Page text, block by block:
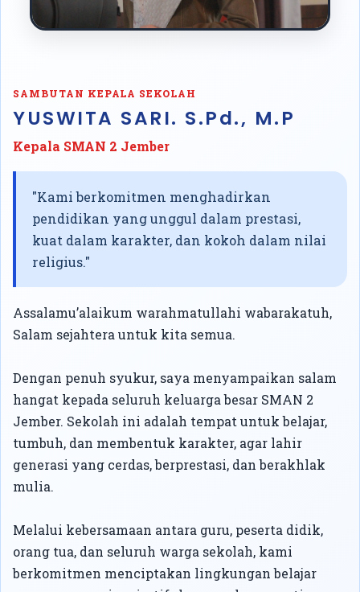
SAMBUTAN KEPALA SEKOLAH
YUSWITA SARI. S.Pd., M.P
Kepala SMAN 2 Jember
"Kami berkomitmen menghadirkan
pendidikan yang unggul dalam prestasi,
kuat dalam karakter, dan kokoh dalam nilai
religius."
Assalamu’alaikum warahmatullahi wabarakatuh,
Salam sejahtera untuk kita semua.
Dengan penuh syukur, saya menyampaikan salam
hangat kepada seluruh keluarga besar SMAN 2
Jember. Sekolah ini adalah tempat untuk belajar,
tumbuh, dan membentuk karakter, agar lahir
generasi yang cerdas, berprestasi, dan berakhlak
mulia.
Melalui kebersamaan antara guru, peserta didik,
orang tua, dan seluruh warga sekolah, kami
berkomitmen menciptakan lingkungan belajar